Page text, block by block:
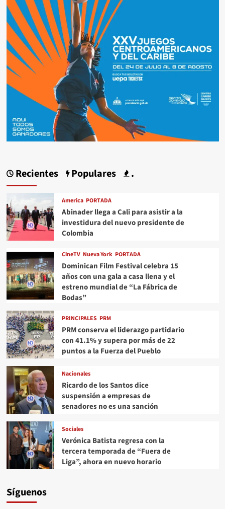
Recientes Populares .
America PORTADA
Abinader llega a Cali para asistir a la
investidura del nuevo presidente de
Colombia
CineTV Nueva York PORTADA
Dominican Film Festival celebra 15
años con una gala a casa llena y el
estreno mundial de “La Fábrica de
Bodas”
PRINCIPALES PRM
PRM conserva el liderazgo partidario
con 41.1% y supera por más de 22
puntos a la Fuerza del Pueblo
Nacionales
Ricardo de los Santos dice
suspensión a empresas de
senadores no es una sanción
Sociales
Verónica Batista regresa con la
tercera temporada de “Fuera de
Liga”, ahora en nuevo horario
Síguenos